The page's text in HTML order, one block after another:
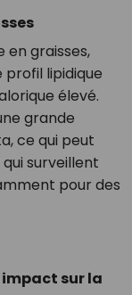
graisses,
profil lipidique
élevé.
grande
ce qui peut
surveillent
pour des
sur la